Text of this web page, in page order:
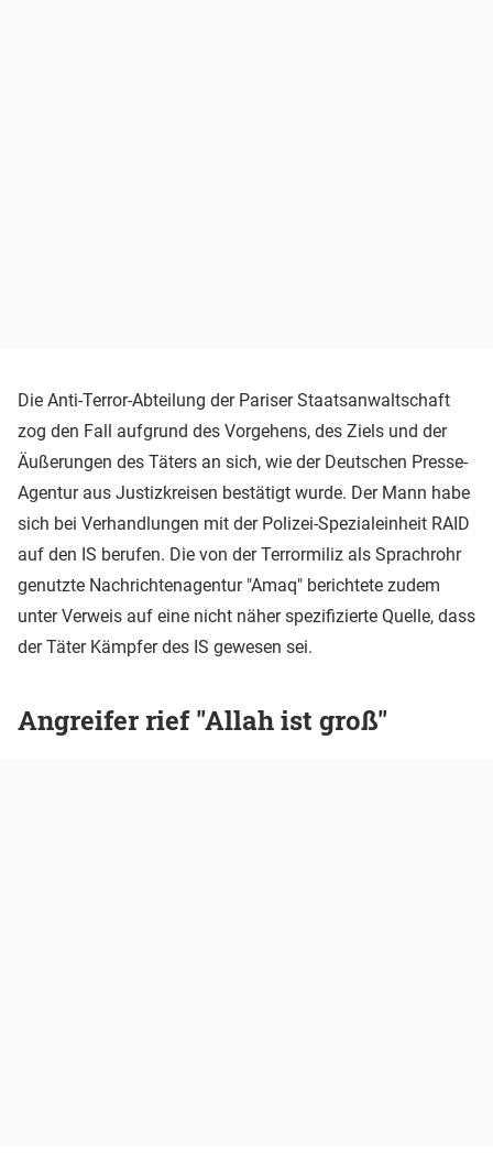
Die Anti-Terror-Abteilung der Pariser Staatsanwaltschaft
zog den Fall aufgrund des Vorgehens, des Ziels und der
Äußerungen des Täters an sich, wie der Deutschen Presse-
Agentur aus Justizkreisen bestätigt wurde. Der Mann habe
sich bei Verhandlungen mit der Polizei-Spezialeinheit RAID
auf den IS berufen. Die von der Terrormiliz als Sprachrohr
genutzte Nachrichtenagentur "Amaq" berichtete zudem
unter Verweis auf eine nicht näher spezifizierte Quelle, dass
der Täter Kämpfer des IS gewesen sei.
Angreifer rief "Allah ist groß"